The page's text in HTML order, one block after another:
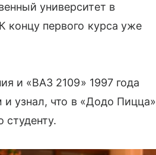
университет в
концу первого курса уже
и «ВАЗ 2109» 1997 года
узнал, что в «Додо Пицца»
студенту.